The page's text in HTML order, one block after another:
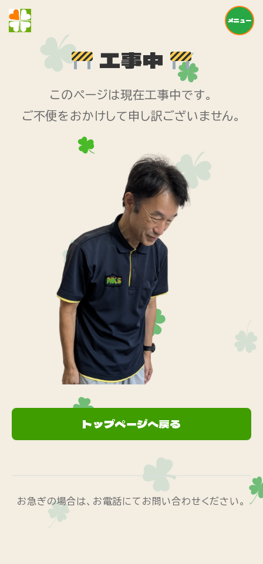
メニュー
工事中
このページは現在工事中です。
ご不便をおかけして申し訳ございません。
トップページへ戻る
お急ぎの場合は、お電話にてお問い合わせください。